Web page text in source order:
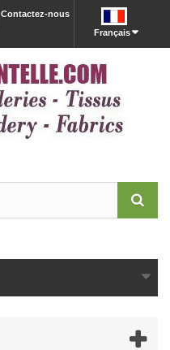
Français
Contactez-nous